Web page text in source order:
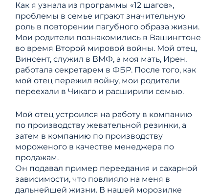
Как я узнала из программы «12 шагов»,
проблемы в семье играют значительную
роль в повторении пагубного образа жизни.
Мои родители познакомились в Вашингтоне
во время Второй мировой войны. Мой отец,
Винсент, служил в ВМФ, а моя мать, Ирен,
работала секретарем в ФБР. После того, как
мой отец пережил войну, мои родители
переехали в Чикаго и расширили семью.
Мой отец устроился на работу в компанию
по производству жевательной резинки, а
затем в компанию по производству
мороженого в качестве менеджера по
продажам.
Он подавал пример переедания и сахарной
зависимости, что повлияло на меня в
дальнейшей жизни. В нашей морозилке